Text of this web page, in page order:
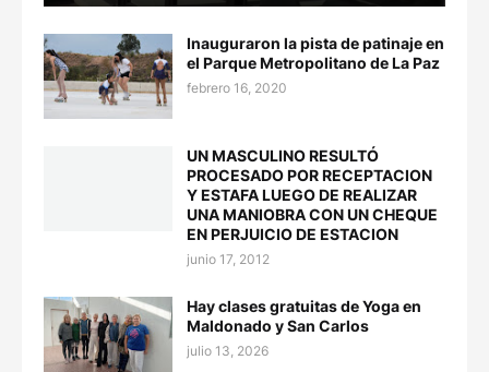
Inauguraron la pista de patinaje en
el Parque Metropolitano de La Paz
febrero 16, 2020
UN MASCULINO RESULTÓ
PROCESADO POR RECEPTACION
Y ESTAFA LUEGO DE REALIZAR
UNA MANIOBRA CON UN CHEQUE
EN PERJUICIO DE ESTACION
junio 17, 2012
Hay clases gratuitas de Yoga en
Maldonado y San Carlos
julio 13, 2026